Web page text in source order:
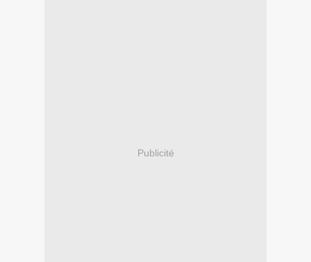
Publicité